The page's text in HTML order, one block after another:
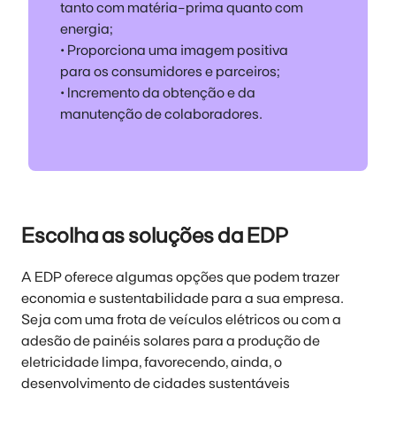
tanto com matéria-prima quanto com
energia;
• Proporciona uma imagem positiva
para os consumidores e parceiros;
• Incremento da obtenção e da
manutençãode colaboradores.
Escolha as soluções da EDP
A EDP oferece algumas opções que podem trazer
economia e sustentabilidade para a sua empresa.
Seja com uma frota de veículos elétricos ou com a
adesão de painéis solares para a produção de
eletricidade limpa, favorecendo, ainda, o
desenvolvimento de cidades sustentáveis